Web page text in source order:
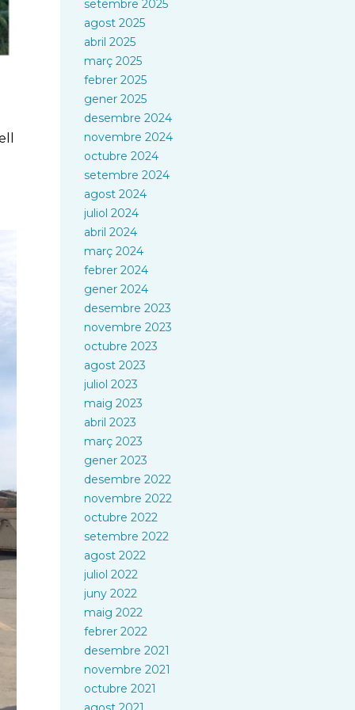
setembre 2025
agost 2025
abril 2025
març 2025
febrer 2025
gener 2025
desembre 2024
novembre 2024
octubre 2024
setembre 2024
agost 2024
juliol 2024
abril 2024
març 2024
febrer 2024
gener 2024
desembre 2023
novembre 2023
octubre 2023
agost 2023
juliol 2023
maig 2023
abril 2023
març 2023
gener 2023
desembre 2022
novembre 2022
octubre 2022
setembre 2022
agost 2022
juliol 2022
juny 2022
maig 2022
febrer 2022
desembre 2021
novembre 2021
octubre 2021